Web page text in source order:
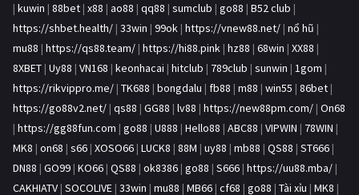
| kuwin | 88bet | x88 | ao88 | qq88 | sumclub | go88 | B52 club |
https://shbet.health/ | 33win | 99ok | https://vnew88.net/ | nổ hũ |
mu88 | https://qs88.team/ | https://hi88.pink | hz88 | 68win | XX88 |
8XBET | Uy88 | VN168 | keonhacai | hitclub | 789club | sunwin | 1gom |
https://rikvippro.me/ | TK688 | bongdalu | fb88 | m88 | win55 | 86bet |
https://go88v2.net/ | qs88 | GG88 | lv88 | https://new88pm.com/ | On68
| https://gg88fun.com | go88 | U888 | Hello88 | ABC88 | VIPWIN | 78WIN |
MK8 | on68 | s66 | XOSO66 | LUCK8 | 88M | uy88 | mb88 | QS88 | ST666 |
DN88 | GO99 | KO66 | QS88 | ok8386 | go88 | S666 | https://uu88.mba/ |
CAKHIATV | SOCOLIVE | 33win | mu88 | MB66 | cf68 | go88 | Tài xỉu | MK8 |